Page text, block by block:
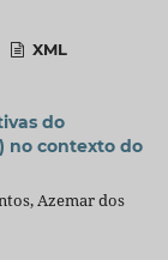
XML
do
no contexto do
Azemar dos